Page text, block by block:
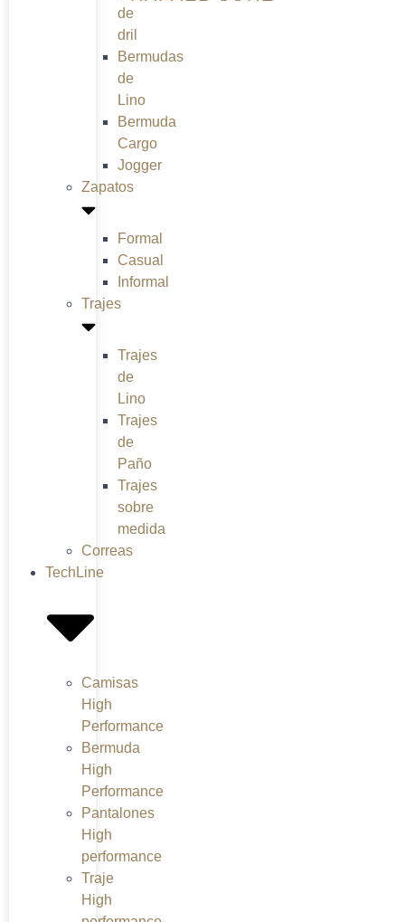
de
dril
Bermudas
de
Lino
Bermuda
Cargo
Jogger
Zapatos
Formal
Casual
Informal
Trajes
Trajes
de
Lino
Trajes
de
Paño
Trajes
sobre
medida
Correas
TechLine
Camisas
High
Performance
Bermuda
High
Performance
Pantalones
High
performance
Traje
High